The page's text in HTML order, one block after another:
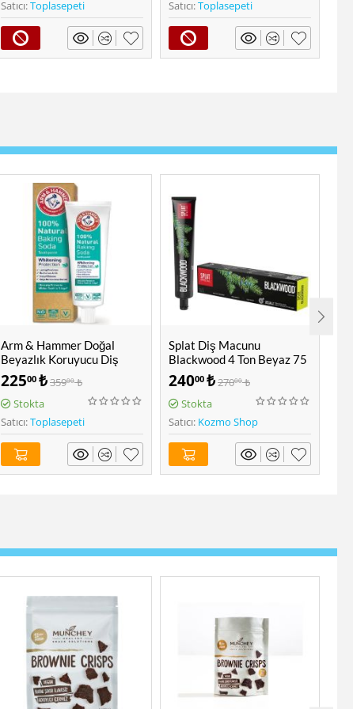
Satıcı:Toplasepeti
Satıcı:Toplasepeti
Splat Diş Macunu
Blackwood 4 Ton Beyaz 75
ML
24000 ₺27000 ₺
Stokta
Satıcı:Kozmo Shop
Opalescence Diş Macunu
Beyazlatıcı 100 ML
41200 ₺49900 ₺
Stokta
Satıcı: Kozmo Shop